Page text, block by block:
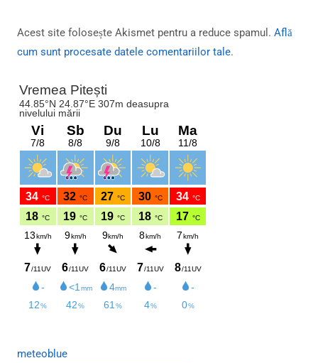
Acest site folosește Akismet pentru a reduce spamul. Află
cum sunt procesate datele comentariilor tale.
meteoblue